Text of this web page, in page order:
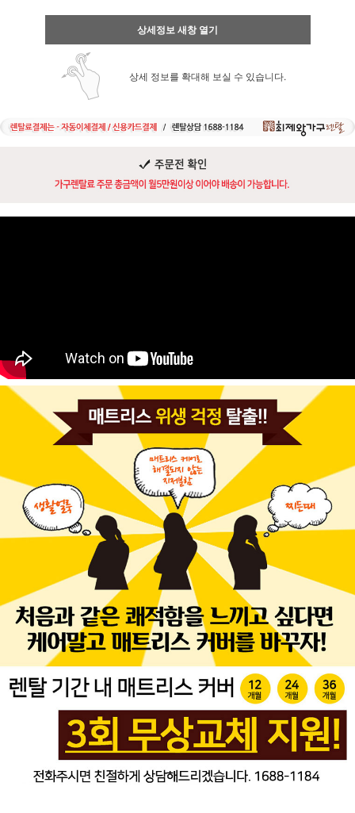
상세정보 새창 열기
상세 정보를 확대해 보실 수 있습니다.